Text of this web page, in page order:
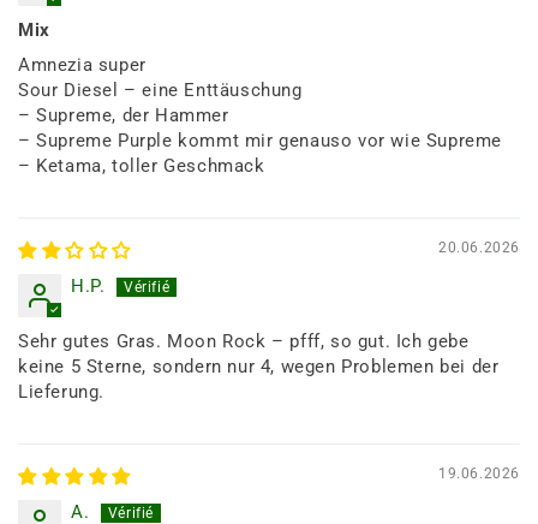
Mix
Amnezia super
Sour Diesel – eine Enttäuschung
– Supreme, der Hammer
– Supreme Purple kommt mir genauso vor wie Supreme
– Ketama, toller Geschmack
20.06.2026
H.P.
Sehr gutes Gras. Moon Rock – pfff, so gut. Ich gebe
keine 5 Sterne, sondern nur 4, wegen Problemen bei der
Lieferung.
19.06.2026
A.